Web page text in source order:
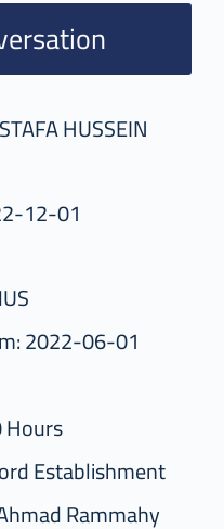
HUSSEIN
12-01
2022-06-01
Hours
Establishment
Ahmad Rammahy